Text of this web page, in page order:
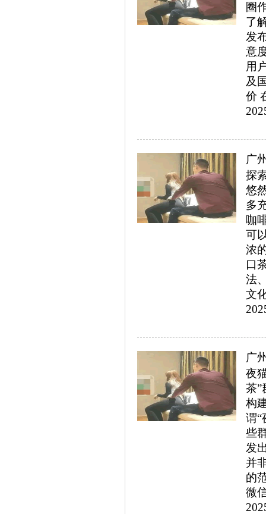
圈
了
发
意
用
及
价
广
探
悠
多
咖
可
浓
口
法
文
广
夜
茶”
构
谓“
些
发
并
的
微